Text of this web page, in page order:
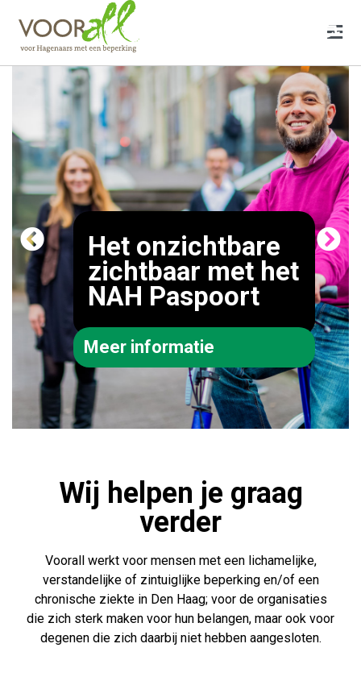
Het onzichtbare
zichtbaar met het
NAH Paspoort
Meer informatie
Wij helpen je graag
verder
Voorall werkt voor mensen met een lichamelijke,
verstandelijke of zintuiglijke beperking en/of een
chronische ziekte in Den Haag; voor de organisaties
die zich sterk maken voor hun belangen, maar ook voor
degenen die zich daarbij niet hebben aangesloten.
♿